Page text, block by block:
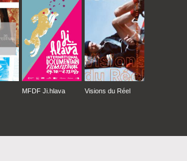
MFDF Ji.hlava Visions du Réel